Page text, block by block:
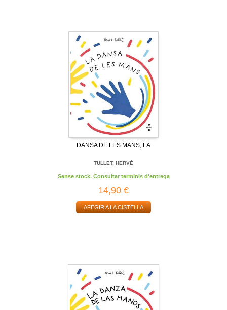
DANSA DE LES MANS, LA
TULLET, HERVÉ
Sense stock. Consultar terminis d'entrega
14,90 €
AFEGIR A LA CISTELLA